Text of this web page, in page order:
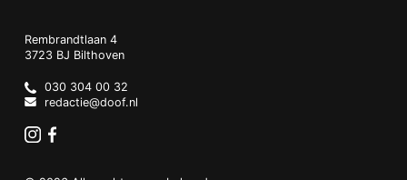
Doof.nl
work
Rembrandtlaan 4
3723 BJ Bilthoven
Netherlands
030 304 00 32
redactie@doof.nl